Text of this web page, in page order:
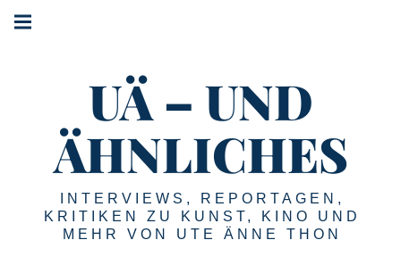
Springe
zum
UÄ – UND
ÄHNLICHES
INTERVIEWS, REPORTAGEN,
KRITIKEN ZU KUNST, KINO UND
MEHR VON UTE ÄNNE THON